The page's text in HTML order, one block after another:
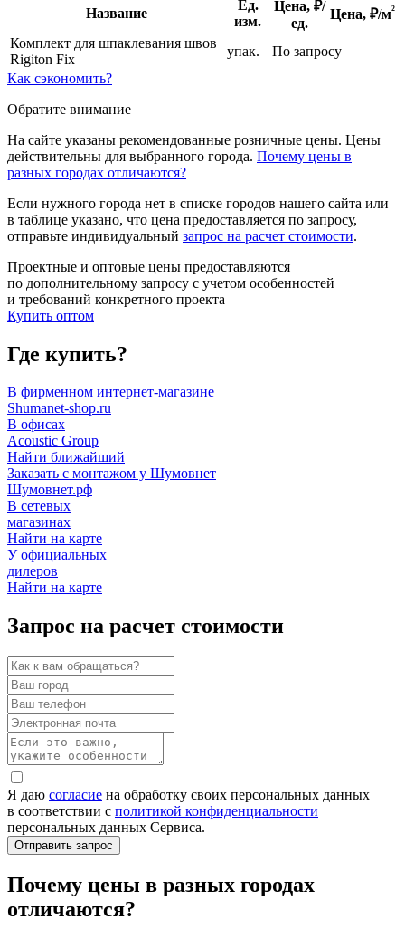
Название
Ед.
изм.
Цена, ₽/
ед.
Цена, ₽/м²
Комплект для шпаклевания швов
Rigiton Fix
упак.
По запросу
Как сэкономить?
Обратите внимание
На сайте указаны рекомендованные розничные цены. Цены
действительны для выбранного города. Почему цены в
разных городах отличаются?
Если нужного города нет в списке городов нашего сайта или
в таблице указано, что цена предоставляется по запросу,
отправьте индивидуальный запрос на расчет стоимости.
Проектные и оптовые цены предоставляются
по дополнительному запросу с учетом особенностей
и требований конкретного проекта
Купить оптом
Где купить?
В фирменном интернет-магазине
Shumanet-shop.ru
В офисах
Acoustic Group
Найти ближайший
Заказать с монтажом у Шумовнет
Шумовнет.рф
В сетевых
магазинах
Найти на карте
У официальных
дилеров
Найти на карте
Запрос на расчет стоимости
Я даю согласие на обработку своих персональных данных
в соответствии с политикой конфиденциальности
персональных данных Сервиса.
Почему цены в разных городах
отличаются?